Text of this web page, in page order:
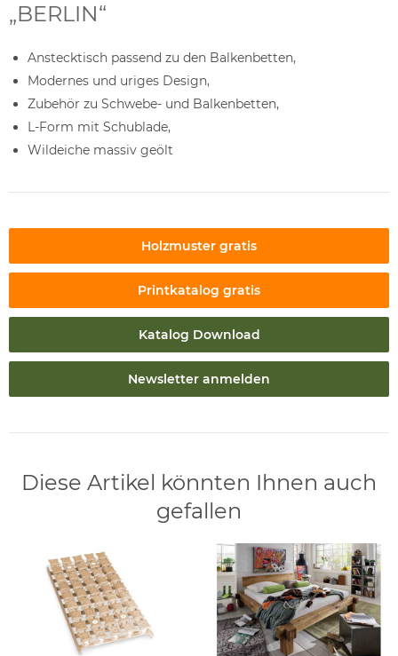
„BERLIN“
Anstecktisch passend zu den Balkenbetten,
Modernes und uriges Design,
Zubehör zu Schwebe- und Balkenbetten,
L-Form mit Schublade,
Wildeiche massiv geölt
Holzmuster gratis
Printkatalog gratis
Katalog Download
Newsletter anmelden
Diese Artikel könnten Ihnen auch
gefallen